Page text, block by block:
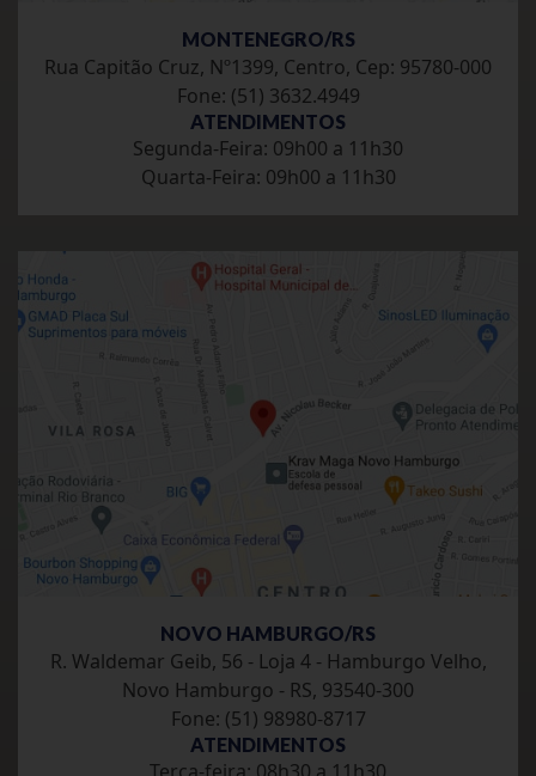
MONTENEGRO/RS
Rua Capitão Cruz, Nº1399, Centro, Cep: 95780-000
Fone: (51) 3632.4949
ATENDIMENTOS
Segunda-Feira: 09h00 a 11h30
Quarta-Feira: 09h00 a 11h30
NOVO HAMBURGO/RS
R. Waldemar Geib, 56 - Loja 4 - Hamburgo Velho,
Novo Hamburgo - RS, 93540-300
Fone: (51) 98980-8717
ATENDIMENTOS